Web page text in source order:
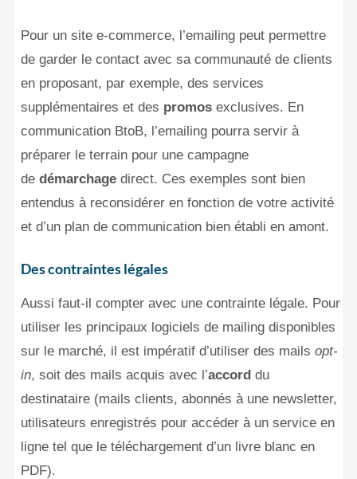
Pour un site e-commerce, l’emailing peut permettre
de garder le contact avec sa communauté de clients
en proposant, par exemple, des services
supplémentaires et des promos exclusives. En
communication BtoB, l’emailing pourra servir à
préparer le terrain pour une campagne
dedémarchage direct. Ces exemples sont bien
entendus à reconsidérer en fonction de votre activité
et d’un plan de communication bien établi en amont.
Des contraintes légales
Aussi faut-il compter avec une contrainte légale. Pour
utiliser les principaux logiciels de mailing disponibles
sur le marché, il est impératif d’utiliser des mailsopt-
in, soit des mails acquis avec l’accord du
destinataire (mails clients, abonnés à une newsletter,
utilisateurs enregistrés pour accéder à un service en
ligne tel que le téléchargement d’un livre blanc en
PDF).